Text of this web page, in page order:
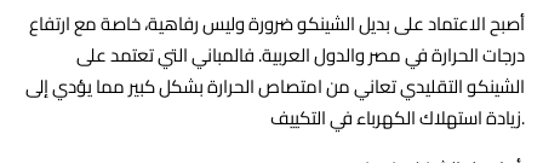
أصبح الاعتماد على بديل الشينكو ضرورة وليس رفاهية، خاصة مع ارتفاع
درجات الحرارة في مصر والدول العربية. فالمباني التي تعتمد على
الشينكو التقليدي تعاني من امتصاص الحرارة بشكل كبير مما يؤدي إلى
زيادة استهلاك الكهرباء في التكييف.